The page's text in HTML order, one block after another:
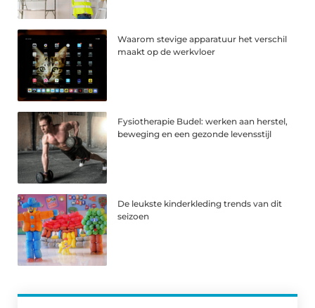
Waarom stevige apparatuur het verschil
maakt op de werkvloer
Fysiotherapie Budel: werken aan herstel,
beweging en een gezonde levensstijl
De leukste kinderkleding trends van dit
seizoen